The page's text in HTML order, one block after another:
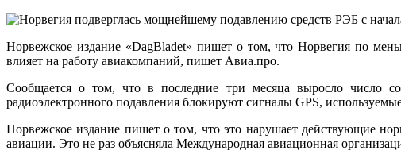
Норвежское издание «DagBladet» пишет о том, что Норвегия по
влияет на работу авиакомпаний, пишет Авиа.про.
Сообщается о том, что в последние три месяца выросло число
радиоэлектронного подавления блокируют сигналы GPS,
Норвежское издание пишет о том, что это нарушает действующие
авиации. Это не раз объясняла Международная авиационная